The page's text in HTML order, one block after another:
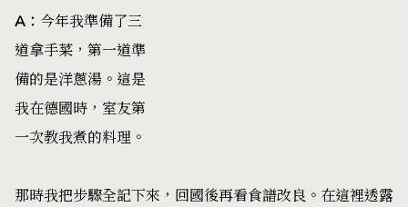
A ： 今年我準備了三
道拿手菜，第一道準
備的是洋蔥湯。這是
我在德國時，室友第
一次教我煮的料理。
那時我把步驟全記下來，回國後再看食譜改良。在這裡透露